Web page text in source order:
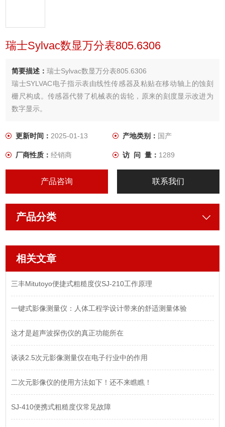
瑞士Sylvac数显万分表805.6306
简要描述：瑞士Sylvac数显万分表805.6306
瑞士SYLVAC电子指示表由线性传感器及粘贴在移动轴上的蚀刻
栅尺构成。传感器代替了机械表的齿轮，原来的刻度显示改进为
数字显示。
更新时间：2025-01-13 产地类别： 国产
厂商性质：经销商 访 问 量： 1289
产品咨询 联系我们
产品分类
相关文章
三丰Mitutoyo便捷式粗糙度仪SJ-210工作原理
一键式影像测量仪：人体工程学设计带来的舒适测量体验
这才是超声波探伤仪的真正功能所在
谈谈2.5次元影像测量仪在电子行业中的作用
二次元影像仪的使用方法如下！还不来瞧瞧！
SJ-410便携式粗糙度仪常见故障